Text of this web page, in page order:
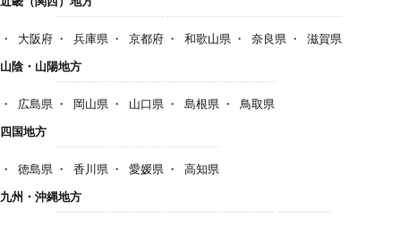
大阪府 兵庫県 京都府 和歌山県 奈良県
滋賀県
山陰・山陽地方
広島県 岡山県 山口県 島根県
鳥取県
四国地方
徳島県 香川県 愛媛県
高知県
九州・沖縄地方